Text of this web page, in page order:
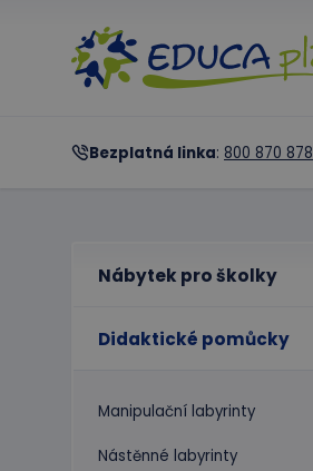
Bezplatná linka: 800 870 878
Nábytek pro školky
Didaktické pomůcky
Manipulační labyrinty
Nástěnné labyrinty